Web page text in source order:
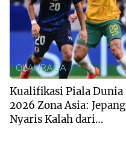
OLAHRAGA
Kualifikasi Piala Dunia
2026 Zona Asia: Jepang
Nyaris Kalah dari